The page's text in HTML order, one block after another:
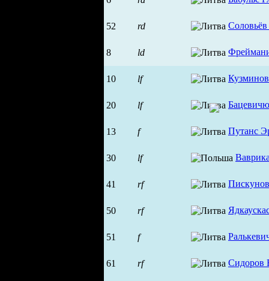
52 rd
8 ld
10 lf
20 lf
13 f Путанс
30 lf
41 rf
50 rf
51 f
61 rf Сидоров